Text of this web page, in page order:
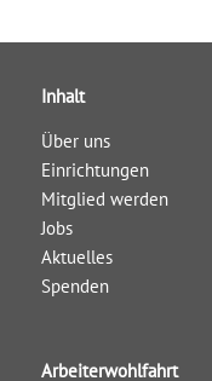
Inhalt
Über uns
Einrichtungen
Mitglied werden
Jobs
Aktuelles
Spenden
Arbeiterwohlfahrt